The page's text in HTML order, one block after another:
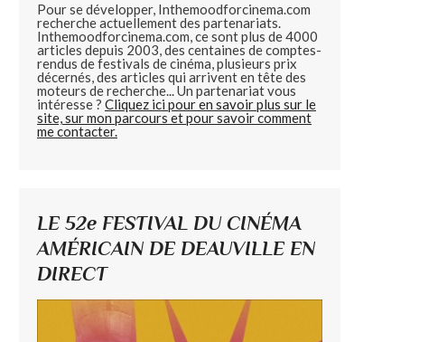
Pour se développer, Inthemoodforcinema.com
recherche actuellement des partenariats.
Inthemoodforcinema.com, ce sont plus de 4000
articles depuis 2003, des centaines de comptes-
rendus de festivals de cinéma, plusieurs prix
décernés, des articles qui arrivent en tête des
moteurs de recherche... Un partenariat vous
intéresse ? Cliquez ici pour en savoir plus sur le
site, sur mon parcours et pour savoir comment
me contacter.
LE 52e FESTIVAL DU CINÉMA
AMÉRICAIN DE DEAUVILLE EN
DIRECT